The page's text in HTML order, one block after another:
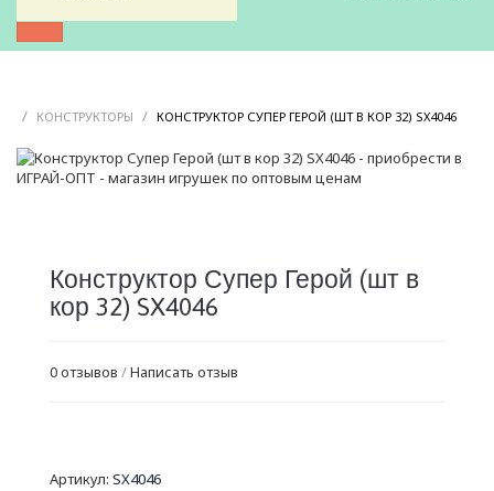
/ КОНСТРУКТОРЫ / КОНСТРУКТОР СУПЕР ГЕРОЙ (ШТ В КОР 32) SX4046
Конструктор Супер Герой (шт в
кор 32) SX4046
0 отзывов /Написать отзыв
Артикул: SX4046